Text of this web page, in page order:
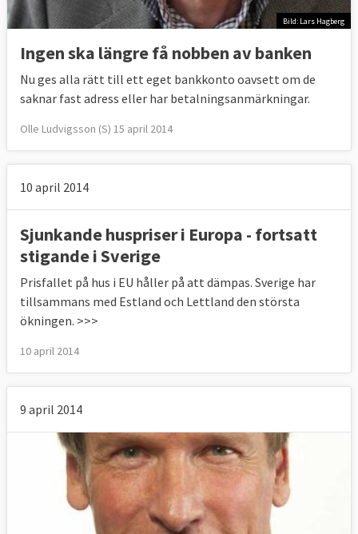
Bild: Lars Hagberg
Ingen ska längre få nobben av banken
Nu ges alla rätt till ett eget bankkonto oavsett om de
saknar fast adress eller har betalningsanmärkningar.
Olle Ludvigsson (S) 15 april 2014
10 april 2014
Sjunkande huspriser i Europa - fortsatt
stigande i Sverige
Prisfallet på hus i EU håller på att dämpas. Sverige har
tillsammans med Estland och Lettland den största
ökningen. >>>
10 april 2014
9 april 2014